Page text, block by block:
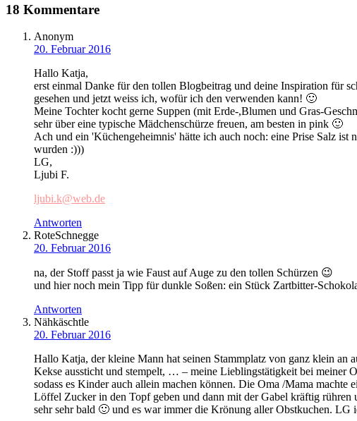
18 Kommentare
Anonym
20. Februar 2016
Hallo Katja,
erst einmal Danke für den tollen Blogbeitrag und deine Inspiration für
gesehen und jetzt weiss ich, wofür ich den verwenden kann! 🙂
Meine Tochter kocht gerne Suppen (mit Erde-,Blumen und Gras-
sehr über eine typische Mädchenschürze freuen, am besten in pink 🙂
Ach und ein 'Küchengeheimnis' hätte ich auch noch: eine Prise Salz ist
wurden :)))
LG,
Ljubi F.
ljubi.k@web.de
Antworten
RoteSchnegge
20. Februar 2016
na, der Stoff passt ja wie Faust auf Auge zu den tollen Schürzen 😉
und hier noch mein Tipp für dunkle Soßen: ein Stück Zartbitter-
Antworten
Nähkäschtle
20. Februar 2016
Hallo Katja, der kleine Mann hat seinen Stammplatz von ganz klein an
Kekse aussticht und stempelt, … – meine Lieblingstätigkeit bei meiner
sodass es Kinder auch allein machen können. Die Oma /Mama
Löffel Zucker in den Topf geben und dann mit der Gabel kräftig rühren
sehr sehr bald 🙂 und es war immer die Krönung aller Obstkuchen.